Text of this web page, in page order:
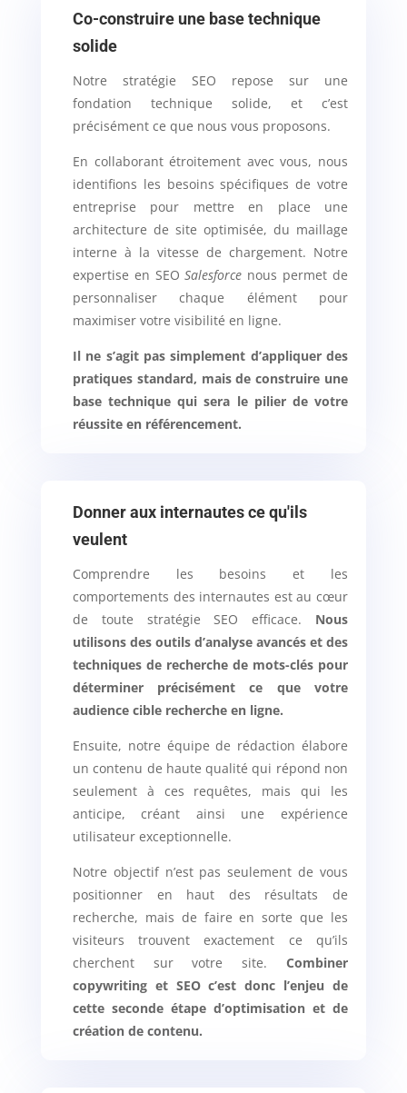
Co-construire une base technique
solide
Notre stratégie SEO repose sur une
fondation technique solide, et c’est
précisément ce que nous vous proposons.
En collaborant étroitement avec vous, nous
identifions les besoins spécifiques de votre
entreprise pour mettre en place une
architecture de site optimisée, du maillage
interne à la vitesse de chargement. Notre
expertise en SEOSalesforce nous permet de
personnaliser chaque élément pour
maximiser votre visibilité en ligne.
Il ne s’agit pas simplement d’appliquer des
pratiques standard, mais de construire une
base technique qui sera le pilier de votre
réussite en référencement.
Donner aux internautes ce qu'ils
veulent
Comprendre les besoins et les
comportements des internautes est au cœur
de toute stratégie SEO efficace. Nous
utilisons des outils d’analyse avancés et des
techniques de recherche de mots-clés pour
déterminer précisément ce que votre
audience cible recherche en ligne.
Ensuite, notre équipe de rédaction élabore
un contenu de haute qualité qui répond non
seulement à ces requêtes, mais qui les
anticipe, créant ainsi une expérience
utilisateur exceptionnelle.
Notre objectif n’est pas seulement de vous
positionner en haut des résultats de
recherche, mais de faire en sorte que les
visiteurs trouvent exactement ce qu’ils
cherchent sur votre site. Combiner
copywriting et SEO c’est donc l’enjeu de
cette seconde étape d’optimisation et de
création de contenu.